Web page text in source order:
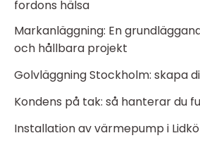
fordons hälsa
Markanläggning: En
och hållbara projekt
Golvläggning Stockholm: skapa
Kondens på tak: så hanterar du
Installation av värmepump i